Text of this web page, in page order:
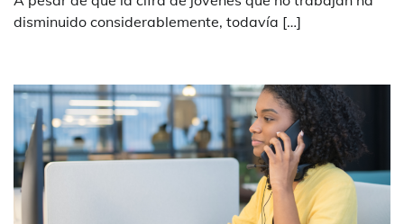
disminuido considerablemente, todavía […]